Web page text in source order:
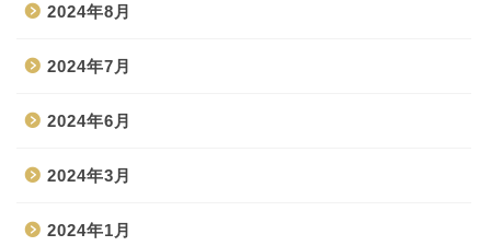
2024年8月
2024年7月
2024年6月
2024年3月
2024年1月